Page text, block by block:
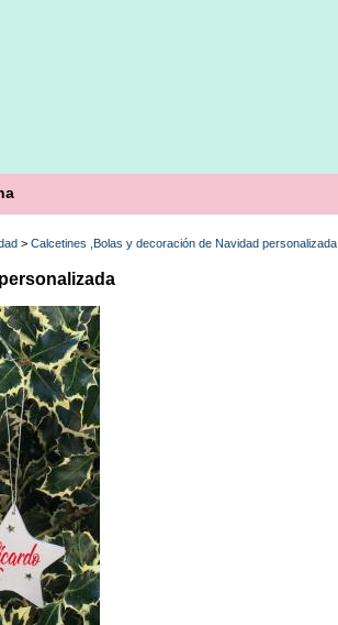
> Calcetines ,Bolas y decoración de Navidad personalizada